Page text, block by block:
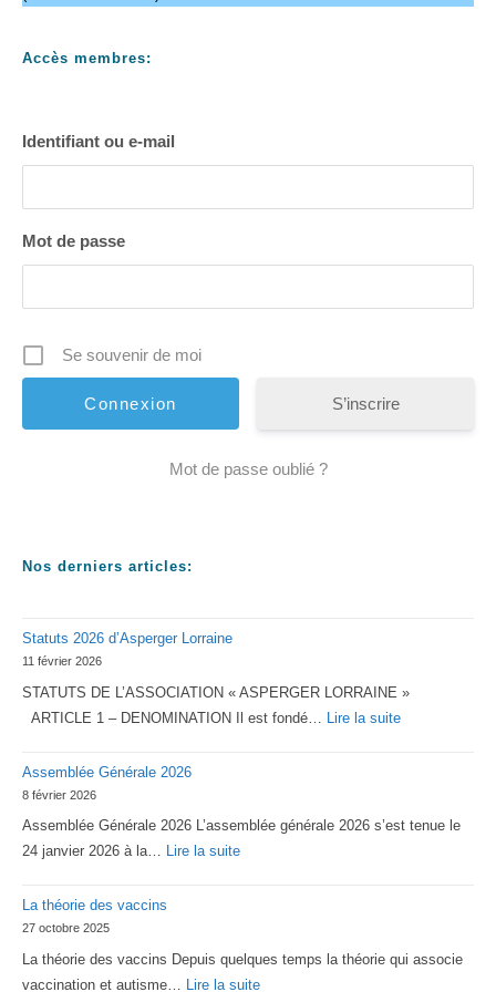
Accès membres:
Identifiant ou e-mail
Mot de passe
Se souvenir de moi
S’inscrire
Mot de passe oublié ?
Nos derniers articles:
Statuts 2026 d’Asperger Lorraine
11 février 2026
STATUTS DE L’ASSOCIATION « ASPERGER LORRAINE »
ARTICLE 1 – DENOMINATION Il est fondé… Lire la suite:
Lorraine
Assemblée Générale 2026
8 février 2026
Assemblée Générale 2026 L’assemblée générale 2026 s’est tenue le
24 janvier 2026 à la… Lire la suite:
La théorie des vaccins
27 octobre 2025
La théorie des vaccins Depuis quelques temps la théorie qui associe
vaccination et autisme… Lire la suite: